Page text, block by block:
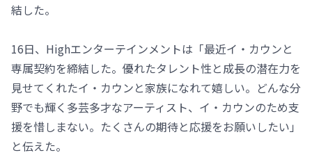
結した。
16日、Highエンターテインメントは「最近イ・カウンと
専属契約を締結した。優れたタレント性と成長の潜在力を
見せてくれたイ・カウンと家族になれて嬉しい。どんな分
野でも輝く多芸多才なアーティスト、イ・カウンのため支
援を惜しまない。たくさんの期待と応援をお願いしたい」
と伝えた。